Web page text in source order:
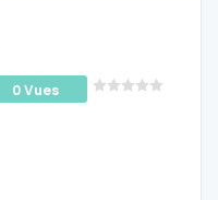
0 Vues